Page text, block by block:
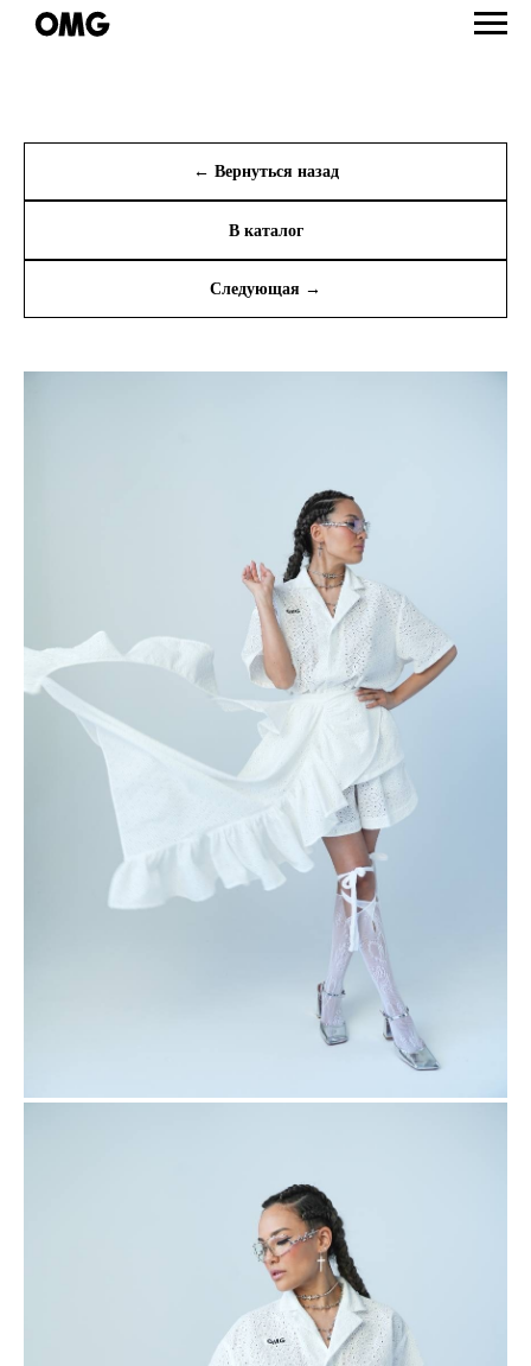
← Вернуться назад
В каталог
Следующая →